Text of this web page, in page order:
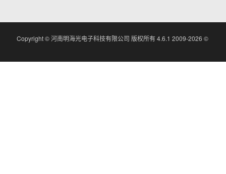
Copyright ©河南明海光电子科技有限公司 版权所有4.6.1 2009-2026 ©